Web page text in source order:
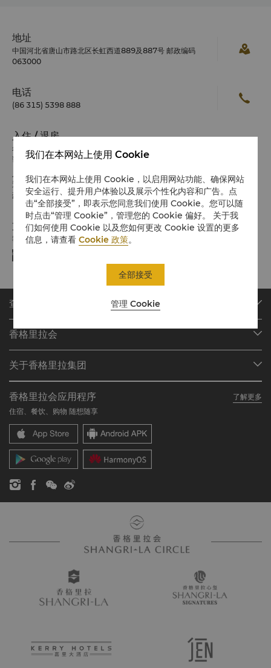
地址
中国河北省唐山市路北区长虹西道889及887号 邮政编码
063000
电话
(86 315) 5398 888
入住 / 退房
希望您入住愉快
请留意入住/退房时间:
入住：14:00
退房：12:00
豪华阁客房可延迟至下午 4 点退房（视酒店入住率而定）
支付方式
我们接受指定平台的在线支付方式:
查找或预订
查找预订
餐厅与酒吧
香格里拉会
加入香格里拉会
常见问题
联络我们
关于香格里拉集团
我们的酒店品牌
香格里拉中心
香格里拉公寓
联系方式
职业发展
企业社会责任
新闻稿
香格里拉会应用程序
了解更多
住宿、餐饮、购物 随想随享
我们在本网站上使用 Cookie
我们在本网站上使用 Cookie，以启用网站功能、确保网站
安全运行、提升用户体验以及展示个性化内容和广告。点
击“全部接受”，即表示您同意我们使用 Cookie。您可以随
时点击“管理 Cookie”，管理您的 Cookie 偏好。 关于我
们如何使用 Cookie 以及您如何更改 Cookie 设置的更多
信息，请查看Cookie 政策。
管理 Cookie
全部接受